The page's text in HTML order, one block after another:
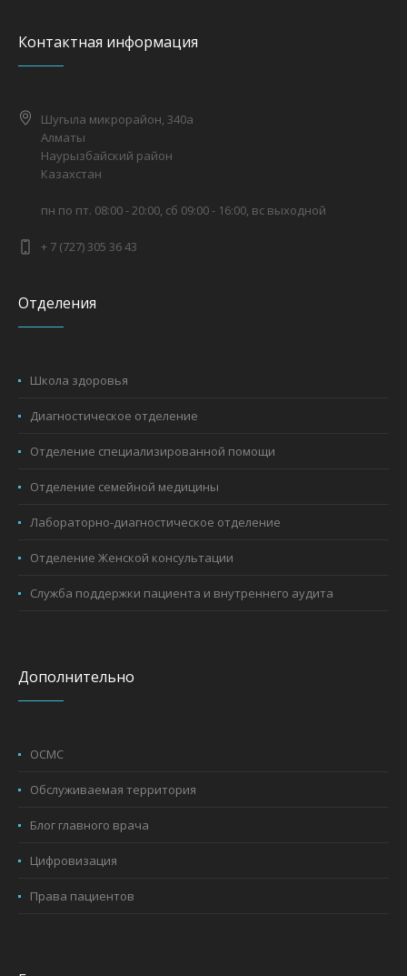
Контактная информация
Шугыла микрорайон, 340а
Алматы
Наурызбайский район
Казахстан
пн по пт. 08:00 - 20:00, сб 09:00 - 16:00, вс выходной
+ 7 (727) 305 36 43
Отделения
Школа здоровья
Диагностическое отделение
Отделение специализированной помощи
Отделение семейной медицины
Лабораторно-диагностическое отделение
Отделение Женской консультации
Служба поддержки пациента и внутреннего аудита
Дополнительно
ОСМС
Обслуживаемая территория
Блог главного врача
Цифровизация
Права пациентов